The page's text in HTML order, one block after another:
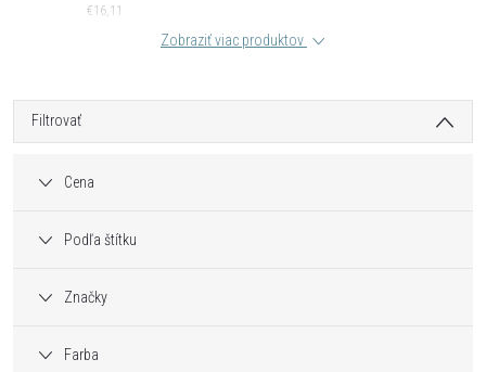
€16,11
Zobraziť viac produktov
Filtrovať
Cena
Podľa štítku
Značky
Farba